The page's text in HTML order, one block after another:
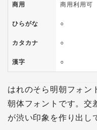
商用 商用利用可
ひらがな ○
カタカナ ○
漢字 ○
はれのそら明朝フォン
朝体フォントです。交
が渋い印象を作り出し